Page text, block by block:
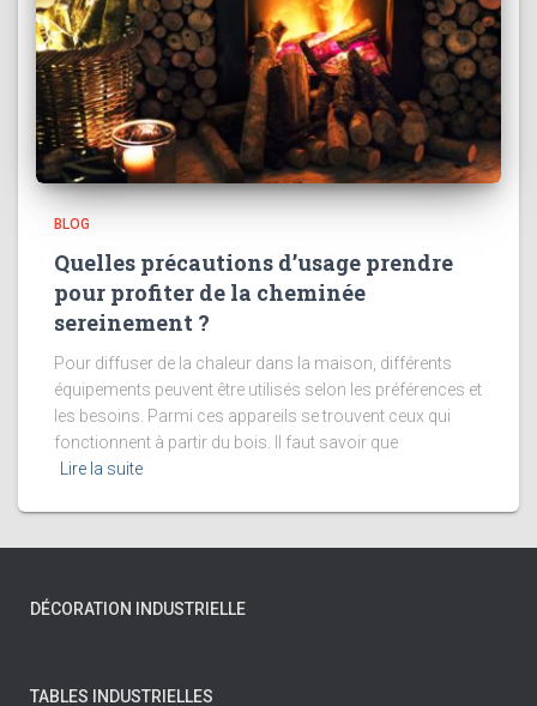
BLOG
Quelles précautions d’usage prendre
pour profiter de la cheminée
sereinement ?
Pour diffuser de la chaleur dans la maison, différents
équipements peuvent être utilisés selon les préférences et
les besoins. Parmi ces appareils se trouvent ceux qui
fonctionnent à partir du bois. Il faut savoir que
Lire la suite
DÉCORATION INDUSTRIELLE
TABLES INDUSTRIELLES